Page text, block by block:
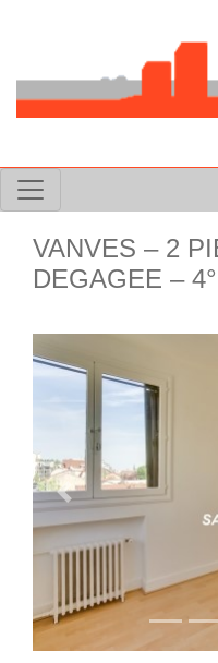
VANVES – 2
DEGAGEE –
Previous